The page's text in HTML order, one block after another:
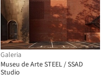
Galeria
Museu de Arte STEEL / SSAD
Studio